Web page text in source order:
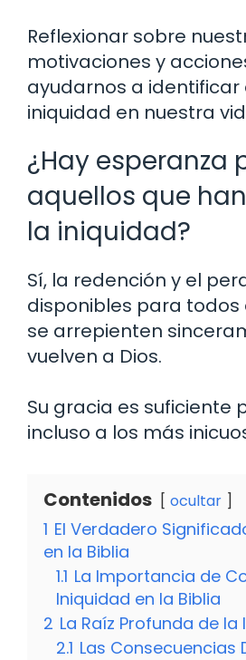
Reflexionar sobre
motivaciones y
ayudarnos a identificar
iniquidad en nuestra
¿Hay esperanza
aquellos que
la iniquidad?
Sí, la redención y el
disponibles para todos
se arrepienten
vuelven a Dios.
Su gracia es suficiente
incluso a los más
Contenidos ocultar
1 El Verdadero
en la Biblia
1.1 La Importancia de
Iniquidad en la Biblia
2 La Raíz Profunda de la
2.1 Las Consecuencias